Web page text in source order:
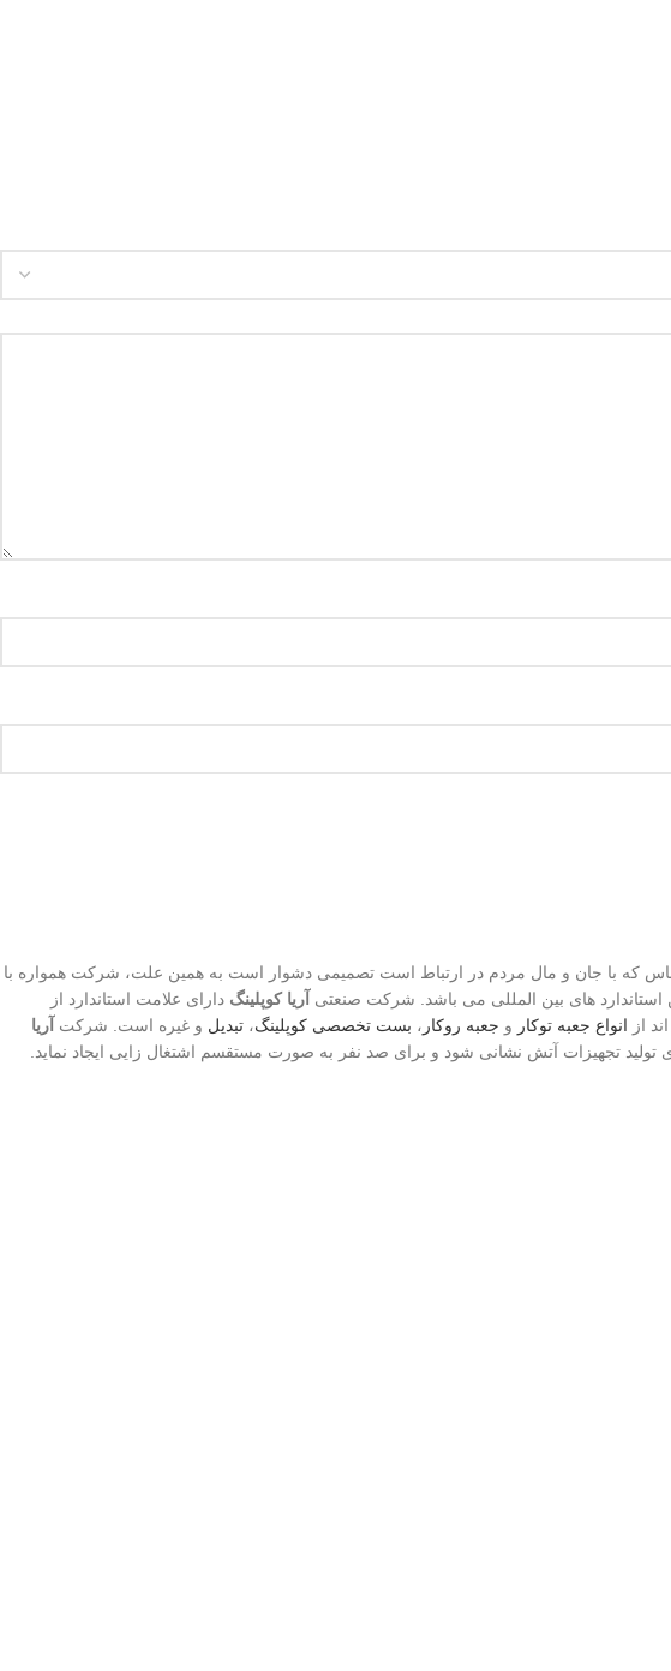
می کند. انتخاب و خرید محصولات مهم و حساس که با جان و مال مردم در ارتباط است تصمیمی دشوار است به همین علت، شرکت همواره با
های بین المللی می باشد. شرکت صنعتی آریا کوپلینگ دارای علامت استاندارد از
از انواع جعبه توکار و جعبه روکار ، بست تخصصی کوپلینگ، تبدیل و غیره است. شرکت آریا
تجهیزات آتش نشانی شود و برای صد نفر به صورت مستقسم اشتغال زایی ایجاد نماید.